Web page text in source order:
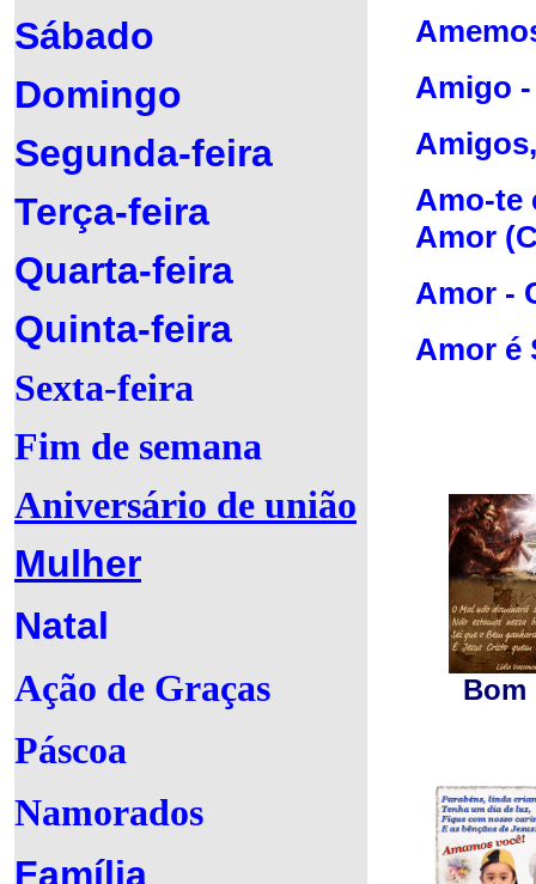
Sábado
Domingo
Segunda-feira
Terça-feira
Quarta-feira
Quinta-feira
Sexta-feira
Fim de semana
Aniversário de união
Mulher
Natal
Ação de Graças
Páscoa
Namorados
Família
Amigo
Amo-te
Amor
Amor -
Amor é
Bom